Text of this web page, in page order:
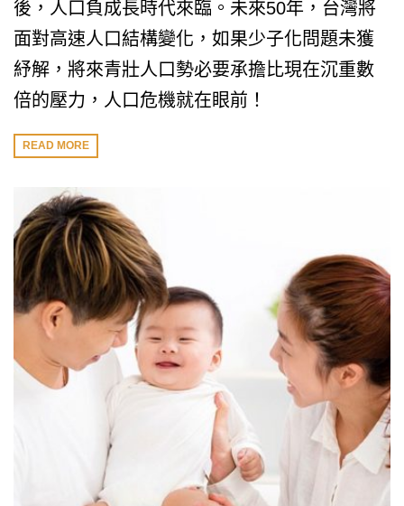
後，人口負成長時代來臨。未來50年，台灣將
面對高速人口結構變化，如果少子化問題未獲
紓解，將來青壯人口勢必要承擔比現在沉重數
倍的壓力，人口危機就在眼前！
READ MORE